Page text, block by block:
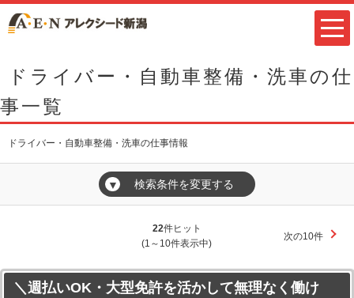
ドライバー・自動車整備・洗車の仕
事一覧
ドライバー・自動車整備・洗車の仕事情報
▼ 検索条件を変更する
22件ヒット
(1～10件表示中)
次の10件
＼週払いOK・大型免許を活かして無理なく働け